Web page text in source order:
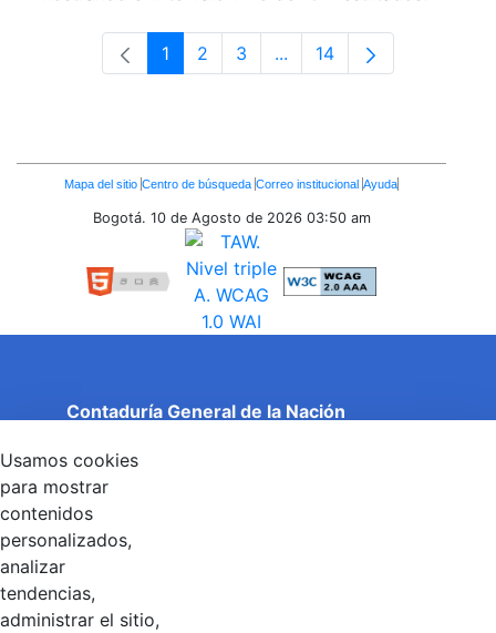
Página
1 Página
2 Página
3 ...Páginas intermedias Use
Página
14
Enlaces
Inferiores
Mapa del sitio Centro de búsqueda Correo institucional Ayuda
Bogotá. 10 de Agosto de 2026 03:50 am
Contaduría General de la Nación
Entidad adscrita al Ministerio de Hacienda y Crédito
Público
Torre 1 (Aire) - Piso 15, Bogotá D.C., Colombia
Código Postal: 111071
Usamos cookies
para mostrar
contenidos
personalizados,
analizar
tendencias,
administrar el sitio,